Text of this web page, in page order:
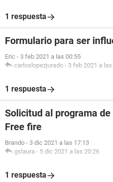
1 respuesta
Formulario para ser
Eric - 3 feb 2021 a las 00:55
carloslopezjurado - 3 feb 2021 a
1 respuesta
Solicitud al programa
Free fire
Brando - 3 dic 2021 a las 17:13
gslaura - 5 dic 2021 a las 20:26
1 respuesta